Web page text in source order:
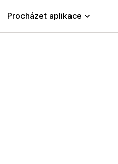
Procházet aplikace